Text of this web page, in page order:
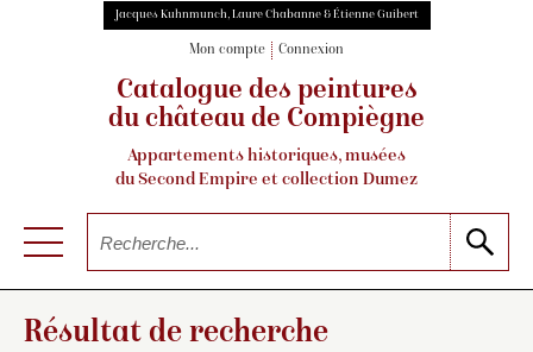
Jacques Kuhnmunch, Laure Chabanne & Étienne Guibert
Mon compte Connexion
Catalogue des peintures
du château de Compiègne
Appartements historiques, musées
du Second Empire et collection Dumez
Résultat de recherche